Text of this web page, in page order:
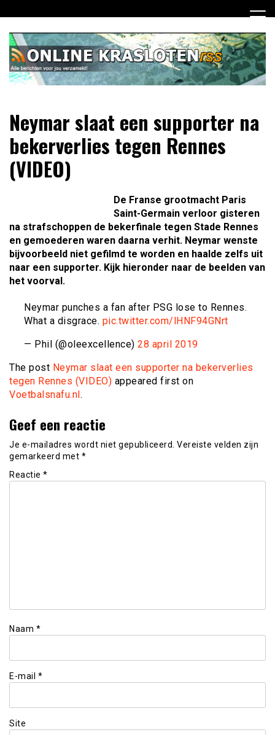
naar
inhoud
Online Krasloten RSS
jou verzameld
Neymar slaat een supporter na
bekerverlies tegen Rennes
(VIDEO)
De Franse grootmacht Paris
Saint-Germain verloor gisteren
na strafschoppen de bekerfinale tegen Stade Rennes
en gemoederen waren daarna verhit. Neymar wenste
bijvoorbeeld niet gefilmd te worden en haalde zelfs uit
naar een supporter. Kijk hieronder naar de beelden van
het voorval.
Neymar punches a fan after PSG lose to Rennes.
What a disgrace. pic.twitter.com/lHNF94GNrt
— Phil (@oleexcellence) 28 april 2019
The post Neymar slaat een supporter na bekerverlies
tegen Rennes (VIDEO) appeared first on
Voetbalsnafu.nl.
Geef een reactie
Je e-mailadres wordt niet gepubliceerd. Vereiste velden zijn
gemarkeerd met *
Reactie *
Naam *
E-mail *
Site